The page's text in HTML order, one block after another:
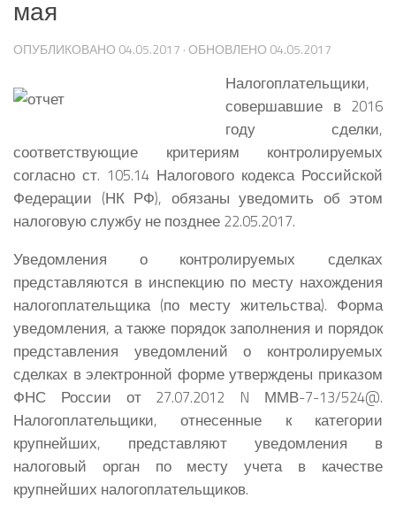
мая
ОПУБЛИКОВАНО 04.05.2017 · ОБНОВЛЕНО 04.05.2017
Налогоплательщики,
совершавшие в 2016
году сделки,
соответствующие критериям контролируемых
согласно ст. 105.14 Налогового кодекса Российской
Федерации (НК РФ), обязаны уведомить об этом
налоговую службу не позднее 22.05.2017.
Уведомления о контролируемых сделках
представляются в инспекцию по месту нахождения
налогоплательщика (по месту жительства). Форма
уведомления, а также порядок заполнения и порядок
представления уведомлений о контролируемых
сделках в электронной форме утверждены приказом
ФНС России от 27.07.2012 N ММВ-7-13/524@.
Налогоплательщики, отнесенные к категории
крупнейших, представляют уведомления в
налоговый орган по месту учета в качестве
крупнейших налогоплательщиков.